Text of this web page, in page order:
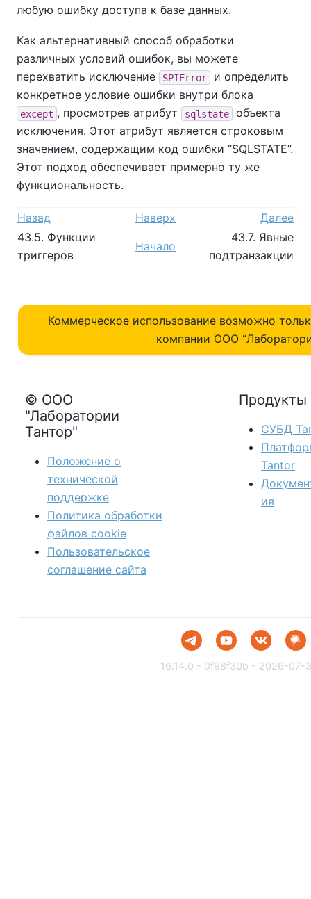
любую ошибку доступа к базе данных.
Как альтернативный способ обработки
различных условий ошибок, вы можете
перехватить исключение
SPIError
и определить
конкретное условие ошибки внутри блока
except , просмотрев атрибут sqlstate
объекта
исключения. Этот атрибут является строковым
значением, содержащим код ошибки “SQLSTATE”.
Этот подход обеспечивает примерно ту же
функциональность.
Назад Наверх
Далее
43.5. Функции
триггеров
Начало
43.7. Явные
подтранзакции
Коммерческое использование возможно
компании ОOO
© ООО
"Лаборатории
Тантор"
Положение о
технической
поддержке
Политика обработки
файлов сookie
Пользовательское
соглашение сайта
Продукты
СУБД
Tantor
ия
16.14.0 - 0f98f30b - 2026-07-